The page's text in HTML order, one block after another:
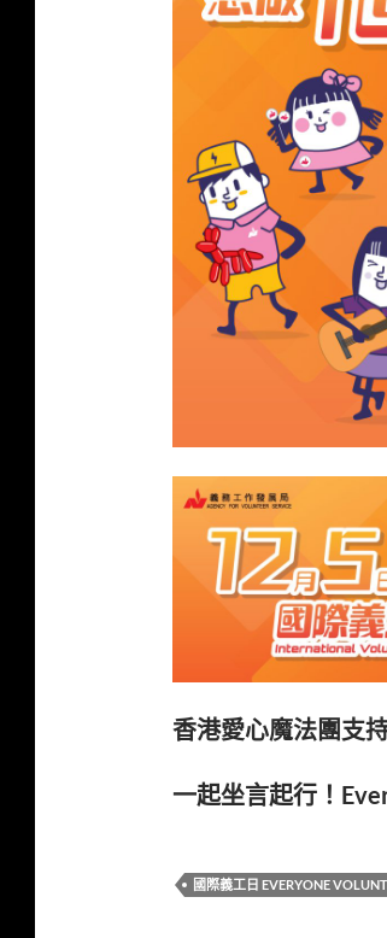
香港愛心魔法團支
一起坐言起行！
國際義工日 EVERYONE